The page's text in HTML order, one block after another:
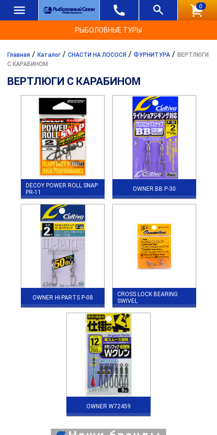
0
РЫБОЛОВНЫЕ ТУРЫ
Главная / Каталог / СНАСТИ НА ЛОСОСЯ / ФУРНИТУРА / ВЕРТЛЮГИ
С КАРАБИНОМ
ВЕРТЛЮГИ С КАРАБИНОМ
DECOY POWER ROLL SNAP
PR-11
OWNER BB P-30
OWNER HI-PARTS P-08
CROSS LOCK BEARING
SWIVEL
OWNER W72459